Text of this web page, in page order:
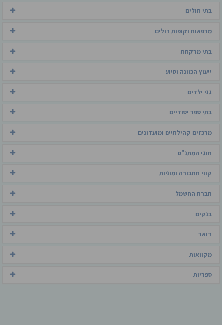
בתי חולים
מרפאות וקופות חולים
בתי מרקחת
ייעוץ הכוונה וסיוע
גני ילדים
בתי ספר יסודיים
מרכזים קהילתיים ומועדונים
חוגי המתנ"ס
קווי תחבורה ומוניות
חברת החשמל
בנקים
דואר
מקוואות
ספריות